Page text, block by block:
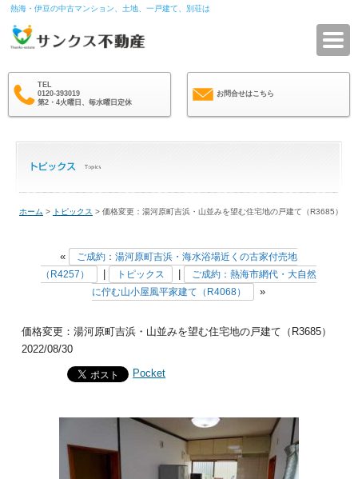
熱海・伊豆の中古マンション、土地、一戸建て、別荘は
TEL
0120-393019
第2・4火曜日、毎水曜日定休
お問合せはこちら
ホーム > トピックス > 価格変更：湯河原町吉浜・山並みを望む住宅地の戸建て（R3685）
«
ご成約：湯河原町吉浜・海水浴場近くの古家付売地
（R4257）
トピックス
ご成約：熱海市網代・大自然
に佇む山小屋風平家建て（R4068）
»
価格変更：湯河原町吉浜・山並みを望む住宅地の戸建て（R3685）
2022/08/30
Pocket